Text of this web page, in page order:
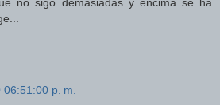
no sigo demasiadas y encima se ha
06:51:00 p. m.